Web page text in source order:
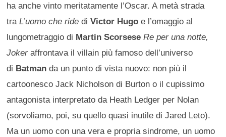
ha anche vinto meritatamente l’Oscar. A metà strada
traL’uomo che ridediVictor Hugoe l’omaggio al
lungometraggio di Martin ScorseseRe per una notte,
Jokeraffrontava il villain più famoso dell’universo
di Batmanda un punto di vista nuovo: non più il
cartoonesco Jack Nicholson di Burton o il cupissimo
antagonista interpretato da Heath Ledger per Nolan
(sorvoliamo, poi, su quello quasi inutile di Jared Leto).
Ma un uomo con una vera e propria sindrome, un uomo